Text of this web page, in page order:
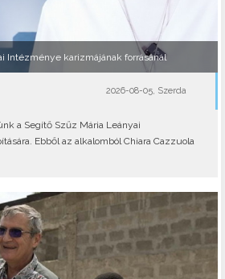
Intézménye karizmájának forrásánál
2026-08-05, Szerda
a Segítő Szűz Mária Leányai
Ebből az alkalomból Chiara Cazzuola